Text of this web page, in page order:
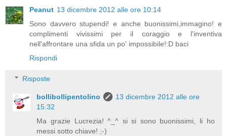
Peanut 13 dicembre 2012 alle ore 10:14
Sono davvero stupendi! e anche buonissimi,immagino! e
complimenti vivissimi per il coraggio e l'inventiva
nell'affrontare una sfida un po' impossibile!:D baci
Rispondi
Risposte
bollibollipentolino
13 dicembre 2012 alle ore
15:32
Ma grazie Lucrezia! ^_^ si si sono buonissimi, li ho
messi sotto chiave! ;-)